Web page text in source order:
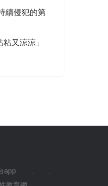
續侵犯的第
又涼涼」
app